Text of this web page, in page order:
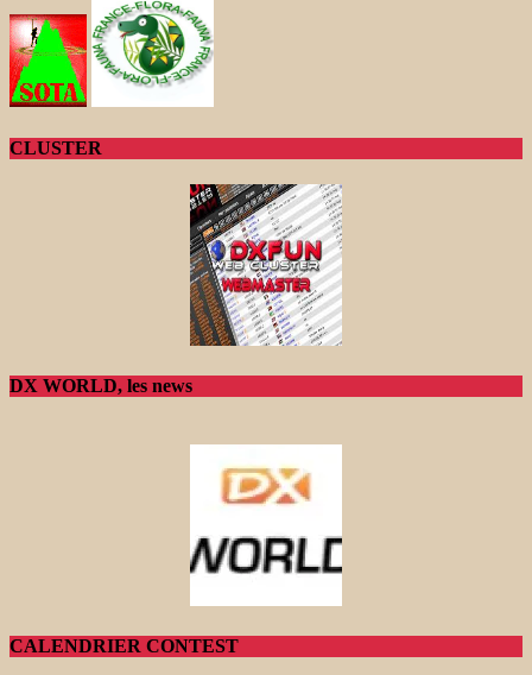
CLUSTER
DX WORLD, les news
CALENDRIER CONTEST